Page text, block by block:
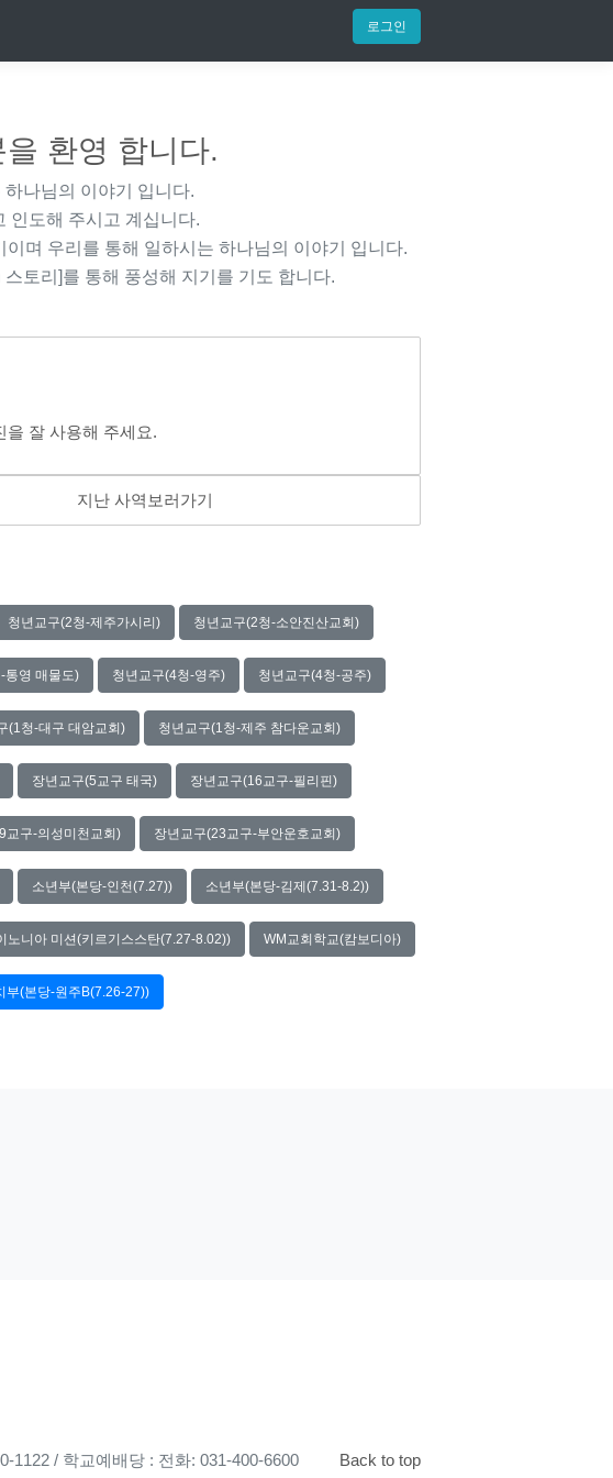
로그인
환영 합니다.
나님의 이야기 입니다.
인도해 주시고 계십니다.
며 우리를 통해 일하시는 하나님의 이야기 입니다.
스토리]를 통해 풍성해 지기를 기도 합니다.
을 잘 사용해 주세요.
지난 사역보러가기
청년교구(2청-제주가시리) 청년교구(2청-소안진산교회)
통영 매물도) 청년교구(4청-영주) 청년교구(4청-공주)
(1청-대구 대암교회) 청년교구(1청-제주 참다운교회)
장년교구(5교구 태국) 장년교구(16교구-필리핀)
교구-의성미천교회) 장년교구(23교구-부안운호교회)
소년부(본당-인천(7.27)) 소년부(본당-김제(7.31-8.2))
노니아 미션(키르기스스탄(7.27-8.02)) WM교회학교(캄보디아)
부(본당-원주B(7.26-27))
Back to top
1122 / 학교예배당 : 전화: 031-400-6600